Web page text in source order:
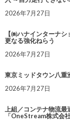
2026年7月27日
【㈱ハナインターナ
更なる強化ねらう
2026年7月27日
東京ミッドタウン八重
2026年7月27日
上組／コンテナ物流最
「OneStream株式会